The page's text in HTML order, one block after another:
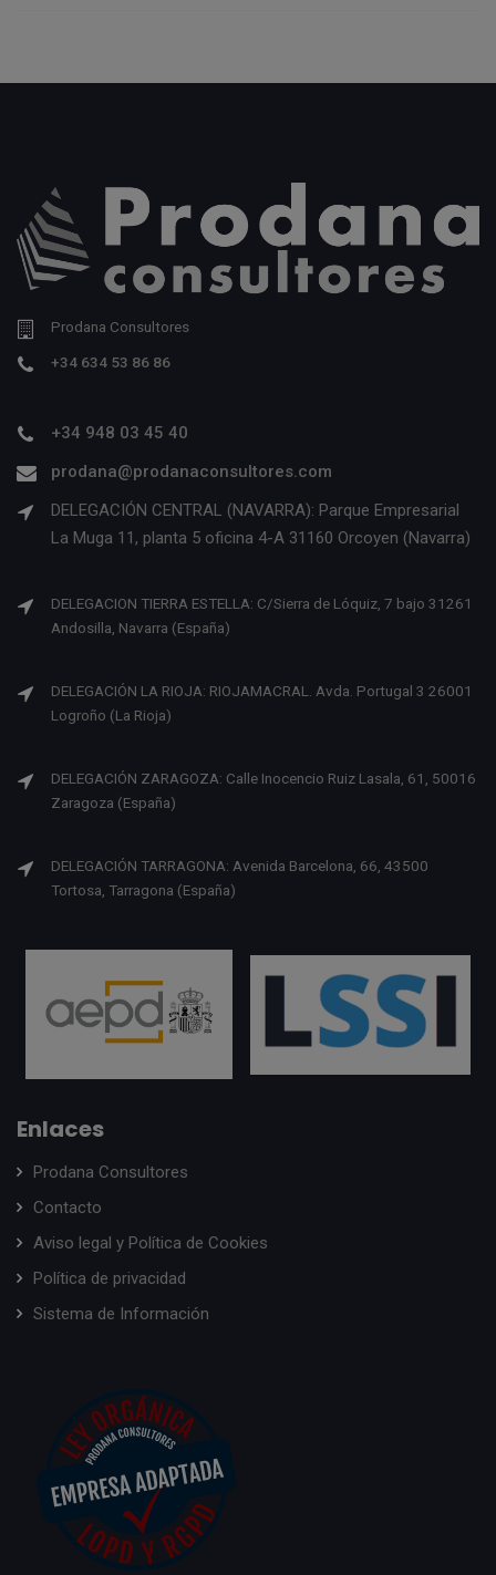
Prodana Consultores
+34 634 53 86 86
+34 948 03 45 40
prodana@prodanaconsultores.com
DELEGACIÓN CENTRAL (NAVARRA): Parque Empresarial
La Muga 11, planta 5 oficina 4-A 31160 Orcoyen (Navarra)
DELEGACION TIERRA ESTELLA: C/Sierra de Lóquiz, 7 bajo 31261
Andosilla, Navarra (España)
DELEGACIÓN LA RIOJA: RIOJAMACRAL. Avda. Portugal 3 26001
Logroño (La Rioja)
DELEGACIÓN ZARAGOZA: Calle Inocencio Ruiz Lasala, 61, 50016
Zaragoza (España)
DELEGACIÓN TARRAGONA: Avenida Barcelona, 66, 43500
Tortosa, Tarragona (España)
Enlaces
Prodana Consultores
Contacto
Aviso legal y Política de Cookies
Política de privacidad
Sistema de Información